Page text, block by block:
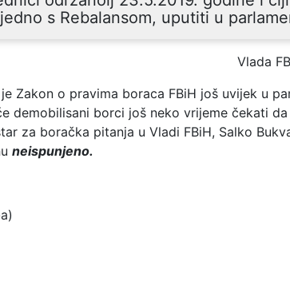
s Rebalansom, uputiti u
Vlada
Zakon o pravima boraca FBiH još uvijek u
demobilisani borci još neko vrijeme čekati
za boračka pitanja u Vladi FBiH, Salko
neispunjeno.